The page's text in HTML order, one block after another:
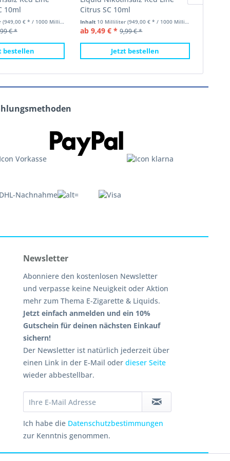
10ml
(949,00 € * / 1000 Milliliter)
€ *
bestellen
Citrus SC 10ml
Inhalt 10 Milliliter(949,00 € * / 1000 Milliliter)
ab 9,49 € * 9,99 € *
Jetzt bestellen
Newsletter
Abonniere den kostenlosen Newsletter
und verpasse keine Neuigkeit oder Aktion
mehr zum Thema E-Zigarette & Liquids.
Jetzt einfach anmelden und ein 10%
Gutschein für deinen nächsten Einkauf
sichern!
Der Newsletter ist natürlich jederzeit über
einen Link in der E-Mail oderdieser Seite
wieder abbestellbar.
Ich habe die Datenschutzbestimmungen
zur Kenntnis genommen.